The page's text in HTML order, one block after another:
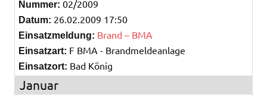
Nummer: 02/2009
Datum: 26.02.2009 17:50
Einsatzmeldung: Brand – BMA
Einsatzart: F BMA - Brandmeldeanlage
Einsatzort: Bad König
Januar